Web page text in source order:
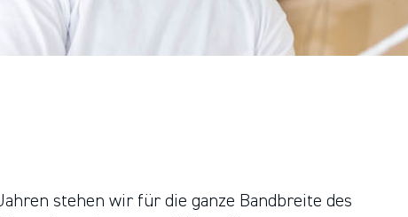
stehen wir für die ganze Bandbreite des